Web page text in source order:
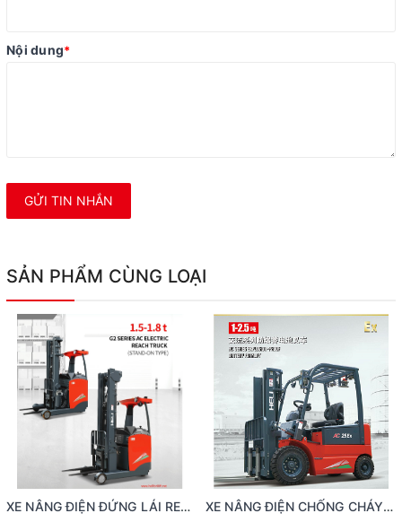
Nội dung*
GỬI TIN NHẮN
SẢN PHẨM CÙNG LOẠI
XE NÂNG ĐIỆN ĐỨNG LÁI REACH TRUCK 1.5 TẤN
XE NÂNG ĐIỆN CHỐNG CHÁY NỔ